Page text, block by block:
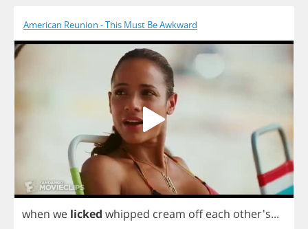
American Reunion - This Must Be Awkward
when we licked whipped cream off each other's...